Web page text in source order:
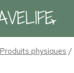
Produits physiques /